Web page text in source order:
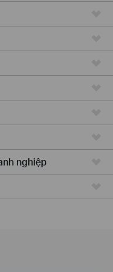
nghiệp